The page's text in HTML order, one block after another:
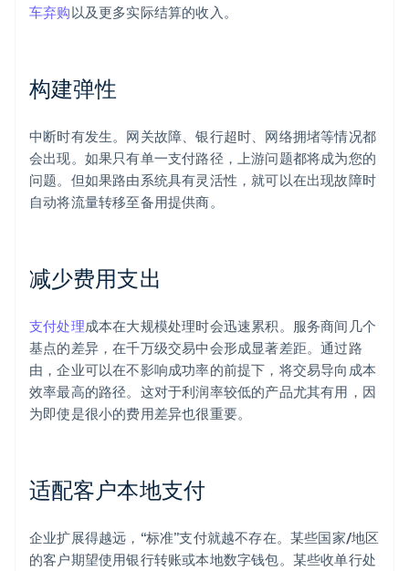
车弃购以及更多实际结算的收入。
构建弹性
中断时有发生。网关故障、银行超时、网络拥堵等情况都
会出现。如果只有单一支付路径，上游问题都将成为您的
问题。但如果路由系统具有灵活性，就可以在出现故障时
自动将流量转移至备用提供商。
减少费用支出
支付处理成本在大规模处理时会迅速累积。服务商间几个
基点的差异，在千万级交易中会形成显著差距。通过路
由，企业可以在不影响成功率的前提下，将交易导向成本
效率最高的路径。这对于利润率较低的产品尤其有用，因
为即使是很小的费用差异也很重要。
适配客户本地支付
企业扩展得越远，“标准”支付就越不存在。某些国家/地区
的客户期望使用银行转账或本地数字钱包。某些收单行处